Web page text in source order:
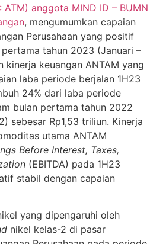
ATM) anggota MIND ID – BUMN
, mengumumkan capaian
Perusahaan yang positif
tahun 2023 (Januari –
kinerja keuangan ANTAM yang
laba periode berjalan 1H23
24% dari laba periode
bulan pertama tahun 2022
sebesar Rp1,53 triliun. Kinerja
utama ANTAM
Before Interest, Taxes,
(EBITDA) pada 1H23
stabil dengan capaian
yang dipengaruhi oleh
nikel kelas-2 di pasar